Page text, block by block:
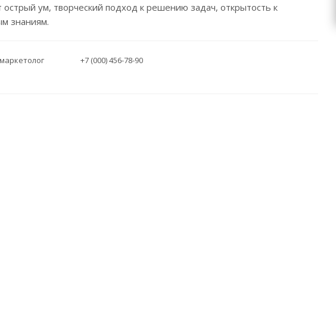
острый ум, творческий подход к решению задач, открытость к
знаниям.
+7 (000) 456-78-90